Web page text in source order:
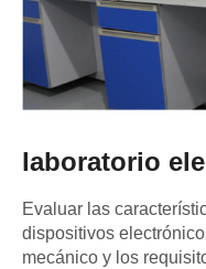
laboratorio
Evaluar las
dispositivos
mecánico y los